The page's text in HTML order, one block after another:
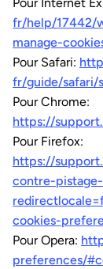
fr/help/17442/
manage-
Pour Safari:
fr/guide/safari/
Pour Chrome:
https://
Pour Firefox:
https://
contre-
cookies-
Pour Opera:
preferences/